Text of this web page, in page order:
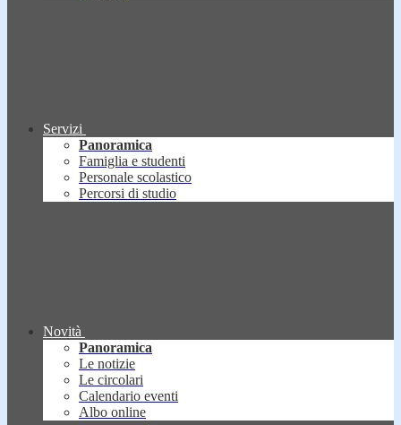
Servizi
Panoramica
Famiglia e studenti
Personale scolastico
Percorsi di studio
Novità
Panoramica
Le notizie
Le circolari
Calendario eventi
Albo online